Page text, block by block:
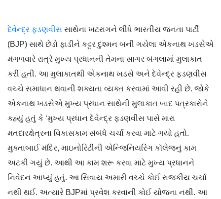
દેવેન્દ્ર ફડણવીસ સાથેના ખટરાગને લીધે ભારતીય જનતા પાર્ટી
(BJP) સાથે છેડો ફાડીને કટ્ટર દુશ્મન બની ગયેલા એકનાથ ખડસેએ
મંગળવારે રાત્રે મુખ્ય પ્રધાનની તેમના સાગર બંગલામાં મુલાકાત
કરી હતી. આ મુલાકાતથી એકનાથ ખડસે અને દેવેન્દ્ર ફડણવીસ
વચ્ચે સમાધાન થવાની શક્યતા વ્યક્ત કરવામાં આવી રહી છે. જોકે
એકનાથ ‌ખડસેએ મુખ્ય પ્રધાન સાથેની મુલાકાત બાદ પત્રકારોને
કહ્યું હતું કે ‘મુખ્ય પ્રધાન દેવેન્દ્ર ફડણવીસ પાસે મારા
મતદારક્ષેત્રના વિકાસકામ સંબંધે ચર્ચા કરવા માટે ગયો હતો.
મુક્તાબાઈ મંદિર, માઇનોરિટીની એન્જિનિયરિંગ કૉલેજનું કામ
અટકી ગયું છે. આથી આ કામ શરૂ કરવા માટે મુખ્ય પ્રધાનને
નિવેદન આપ્યું હતું. આ સિવાય અમારી વચ્ચે કોઈ રાજકીય ચર્ચા
નથી થઈ. અત્યારે BJPમાં પ્રવેશ કરવાની કોઈ યોજના નથી. આ